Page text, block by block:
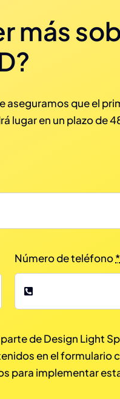
más
aseguramos que el
lugar en un plazo de
Número de teléfono*
de Design Light
en el formulario
para implementar